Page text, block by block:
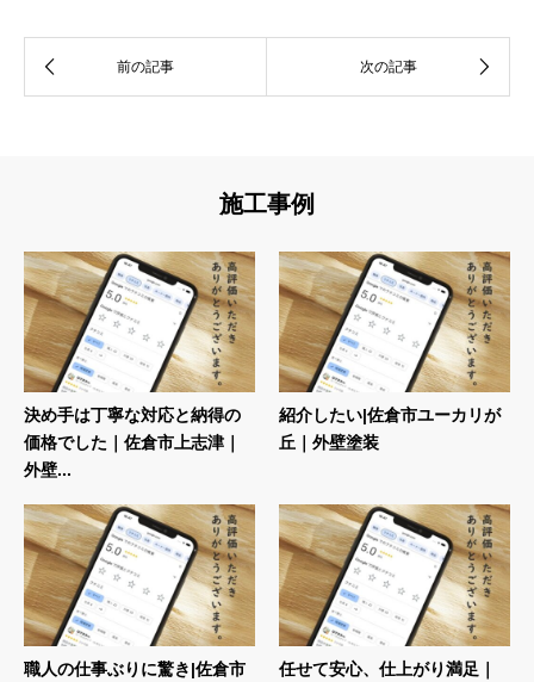
施工事例
決め手は丁寧な対応と納得の
価格でした｜佐倉市上志津｜
外壁...
紹介したい|佐倉市ユーカリが
丘｜外壁塗装
職人の仕事ぶりに驚き|佐倉市 任せて安心、仕上がり満足｜